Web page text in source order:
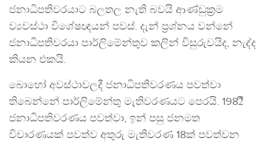
ජනාධිපතිවරයාට බලතල නැති බවයි ආණ්ඩුක්‍රම
ව්‍යවස්ථා විශේෂඥයන් පවස්. දැන් ප්‍රශ්නය වන්නේ
ජනාධිපතිවරයා පාර්ලිමේන්තුව කලින් විසුරුවයිද, නැද්ද
කියන එකයි.
බොහෝ අවස්ථාවලදී ජනාධිපතිවරණය පවත්වා
තිබෙන්නේ පාර්ලිමේන්තු මැතිවරණයට පෙරයි. 1982ී
ජනාධිපතිවරණය පවත්වා, ඉන් පසු ජනමත
විචාරණයක් පවත්ව අතුරු මැතිවරණ 18ක් පවත්වන